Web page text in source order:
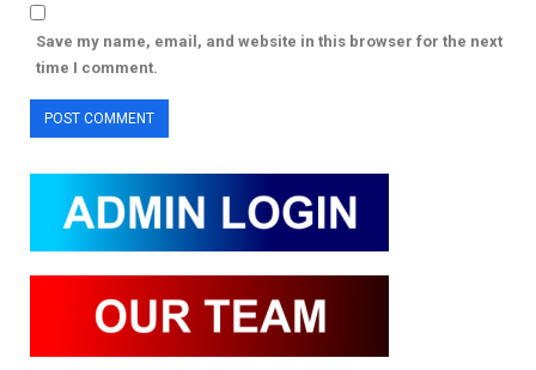
Save my name, email, and website in this browser for the next
time I comment.